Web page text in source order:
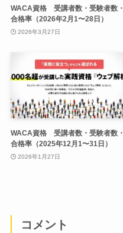
WACA資格 受講者数・受験者数・
合格率（2026年2月1〜28日）
2026年3月27日
WACA資格 受講者数・受験者数・
合格率（2025年12月1〜31日）
2026年1月27日
コメント